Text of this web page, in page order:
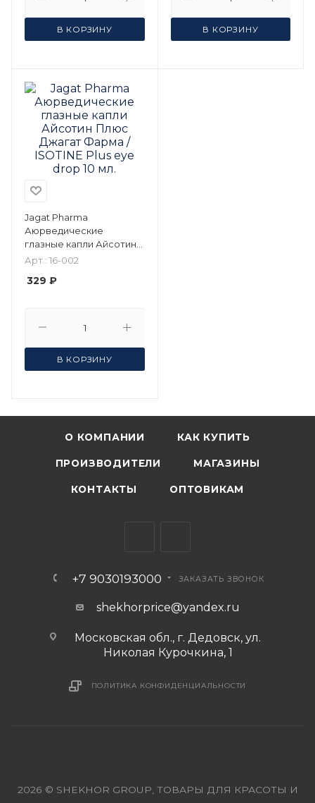
В КОРЗИНУ В КОРЗИНУ
Jagat Pharma
Аюрведические
глазные капли Айсотин
Плюс Джагат Фарма /
мл.
Арт.: 16-002
329 ₽
В КОРЗИНУ
О КОМПАНИИ КАК КУПИТЬ
ПРОИЗВОДИТЕЛИ МАГАЗИНЫ
КОНТАКТЫ ОПТОВИКАМ
+7 9030193000 ЗАКАЗАТЬ ЗВОНОК
shekhorprice@yandex.ru
Московская обл., г. Дедовск, ул.
Николая Курочкина, 1
ПОЛИТИКА КОНФИДЕНЦИАЛЬНОСТИ
2026 © SHEKHOR GROUP, ТОВАРЫ ДЛЯ КРАСОТЫ И